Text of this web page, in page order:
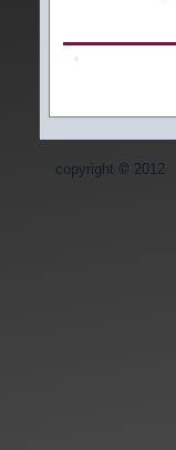
copyright © 2012